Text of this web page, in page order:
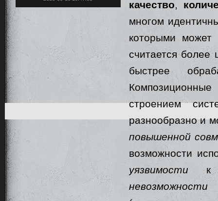
качество,
многом
которыми может
считается
быстрее
строением
разнообразно и
повышенной
возможности
уязвимостик
невозможности